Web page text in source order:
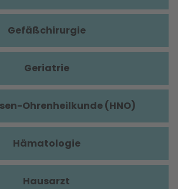
Gefäßchirurgie
Geriatrie
Ohrenheilkunde (HNO)
Hämatologie
Hausarzt